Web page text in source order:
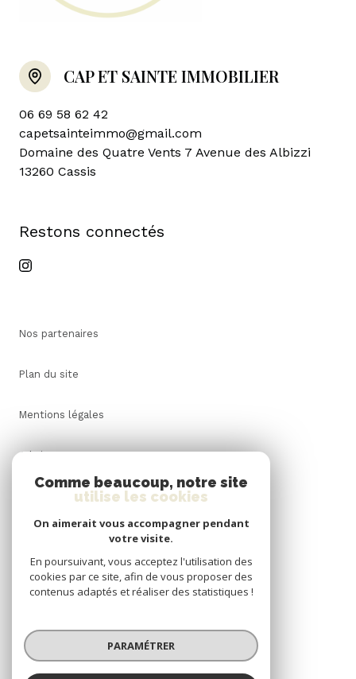
CAP ET SAINTE IMMOBILIER
06 69 58 62 42
capetsainteimmo@gmail.com
Domaine des Quatre Vents 7 Avenue des Albizzi
13260 Cassis
restons connectés
Nos partenaires
Plan du site
Mentions légales
Admin
Nos honoraires
Cookies
© 2026 | Tous droits réservés
Comme beaucoup, notre site
utilise les cookies
On aimerait vous accompagner pendant
votre visite.
En poursuivant, vous acceptez l'utilisation des
cookies par ce site, afin de vous proposer des
contenus adaptés et réaliser des statistiques !
PARAMÉTRER